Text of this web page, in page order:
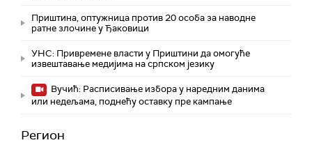
Приштина, оптужница против 20 особа за наводне
ратне злочине у Ђаковици
УНС: Привремене власти у Приштини да омогуће
извештавање медијима на српском језику
Вучић: Расписивање избора у наредним данима
или недељама, поднећу оставку пре кампање
Регион